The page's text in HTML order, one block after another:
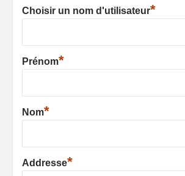
Choisir un nom d'utilisateur*
Prénom*
Nom*
Addresse*